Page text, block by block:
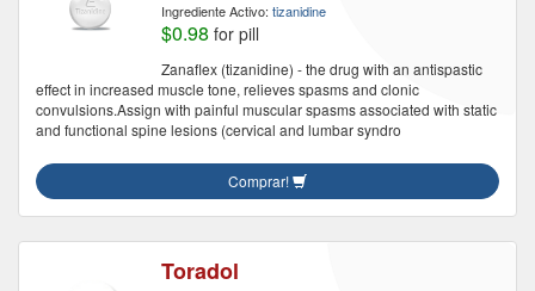
Ingrediente Activo: tizanidine
$0.98 for pill
Zanaflex (tizanidine) - the drug with an antispastic
effect in increased muscle tone, relieves spasms and clonic
convulsions.Assign with painful muscular spasms associated with static
and functional spine lesions (cervical and lumbar syndro
Comprar!
Toradol